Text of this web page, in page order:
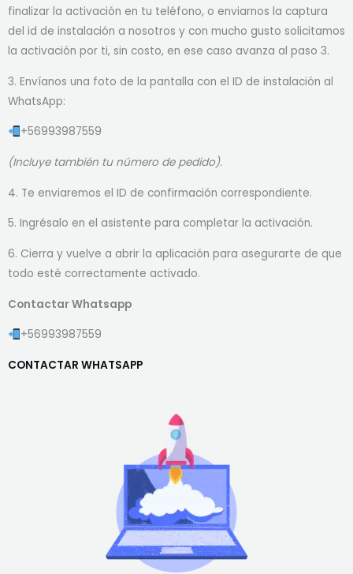
finalizar la activación en tu teléfono, o enviarnos la captura
del id de instalación a nosotros y con mucho gusto solicitamos
la activación por ti, sin costo, en ese caso avanza al paso 3.
3. Envíanos una foto de la pantalla con el ID de instalación al
WhatsApp:
+56993987559
(Incluye también tu número de pedido).
4. Te enviaremos el ID de confirmación correspondiente.
5. Ingrésalo en el asistente para completar la activación.
6. Cierra y vuelve a abrir la aplicación para asegurarte de que
todo esté correctamente activado.
Contactar Whatsapp
+56993987559
CONTACTAR WHATSAPP